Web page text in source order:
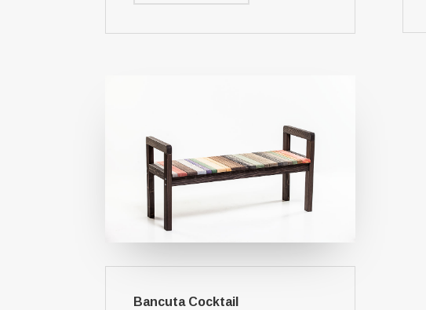
Bancuta Cocktail